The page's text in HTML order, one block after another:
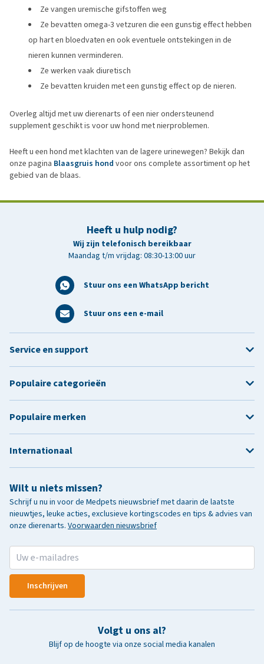
Ze vangen uremische gifstoffen weg
Ze bevatten omega-3 vetzuren die een gunstig effect hebben
op hart en bloedvaten en ook eventuele ontstekingen in de
nieren kunnen verminderen.
Ze werken vaak diuretisch
Ze bevatten kruiden met een gunstig effect op de nieren.
Overleg altijd met uw dierenarts of een nier ondersteunend
supplement geschikt is voor uw hond met nierproblemen.
Heeft u een hond met klachten van de lagere urinewegen? Bekijk dan
onze pagina Blaasgruis hond voor ons complete assortiment op het
gebied van de blaas.
Heeft u hulp nodig?
Wij zijn telefonisch bereikbaar
Maandag t/m vrijdag: 08:30-13:00 uur
Stuur ons een WhatsApp bericht
Stuur ons een e-mail
Wilt u niets missen?
Schrijf u nu in voor de Medpets nieuwsbrief met daarin de laatste
nieuwtjes, leuke acties, exclusieve kortingscodes en tips & advies van
onze dierenarts. Voorwaarden nieuwsbrief
Inschrijven
Volgt u ons al?
Blijf op de hoogte via onze social media kanalen
Service en support
Populaire categorieën
Populaire merken
Internationaal